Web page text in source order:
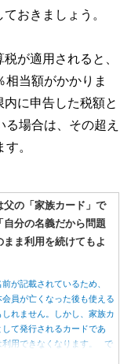
おきましょう。
が適用されると、
相当額がかかりま
に申告した税額と
場合は、その超え
。
父の「家族カード」で
自分の名義だから問題
ま利用を続けてもよ
が記載されているため、
会員が亡くなった後も使える
れません。しかし、家族カ
て発行されるカードであ
利用できなくなります。 で